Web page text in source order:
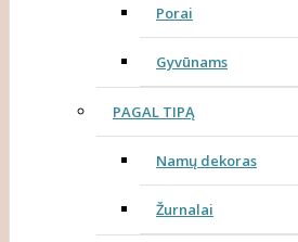
Porai
Gyvūnams
PAGAL TIPĄ
Namų dekoras
Žurnalai